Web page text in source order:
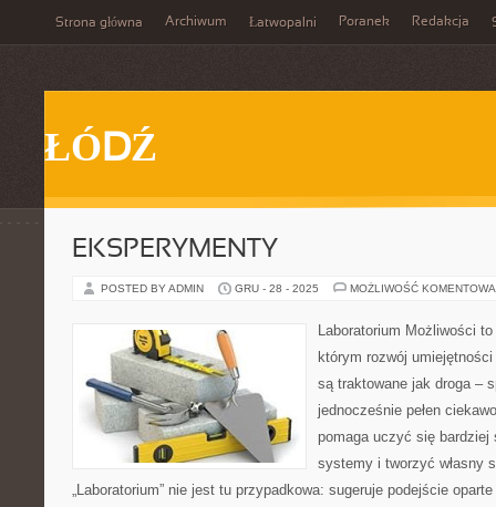
Strona główna Archiwum Łatwopalni Poranek Redakcja
ŁÓDŹ
EKSPERYMENTY
POSTED BY ADMIN GRU - 28 - 2025 MOŻLIWOŚĆ
Laboratorium Możliwości
którym rozwój
są traktowane jak droga –
jednocześnie pełen
pomaga uczyć się bardziej
systemy i tworzyć własny
„Laboratorium” nie jest tu przypadkowa: sugeruje podejście